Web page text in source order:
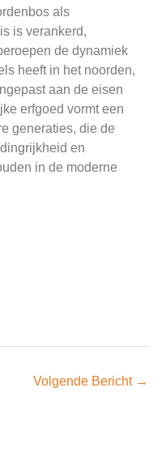
als
is verankerd,
de dynamiek
heeft in het noorden,
aan de eisen
erfgoed vormt een
generaties, die de
en
in de moderne
Volgende Bericht →